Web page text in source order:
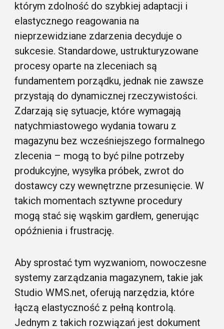
którym zdolność do szybkiej adaptacji i
elastycznego reagowania na
nieprzewidziane zdarzenia decyduje o
sukcesie. Standardowe, ustrukturyzowane
procesy oparte na zleceniach są
fundamentem porządku, jednak nie zawsze
przystają do dynamicznej rzeczywistości.
Zdarzają się sytuacje, które wymagają
natychmiastowego wydania towaru z
magazynu bez wcześniejszego formalnego
zlecenia – mogą to być pilne potrzeby
produkcyjne, wysyłka próbek, zwrot do
dostawcy czy wewnętrzne przesunięcie. W
takich momentach sztywne procedury
mogą stać się wąskim gardłem, generując
opóźnienia i frustrację.
Aby sprostać tym wyzwaniom, nowoczesne
systemy zarządzania magazynem, takie jak
Studio WMS.net, oferują narzędzia, które
łączą elastyczność z pełną kontrolą.
Jednym z takich rozwiązań jest dokument